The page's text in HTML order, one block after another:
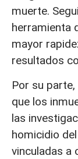
muerte.
herramienta
mayor
resultados
Por su
que los
las
homicidio
vinculadas a